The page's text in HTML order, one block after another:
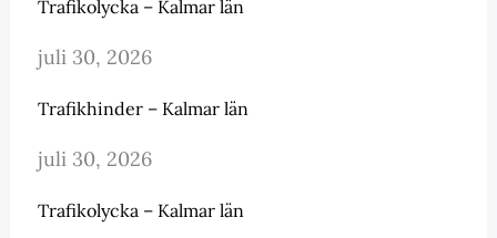
Trafikolycka – Kalmar län
juli 30, 2026
Trafikhinder – Kalmar län
juli 30, 2026
Trafikolycka – Kalmar län